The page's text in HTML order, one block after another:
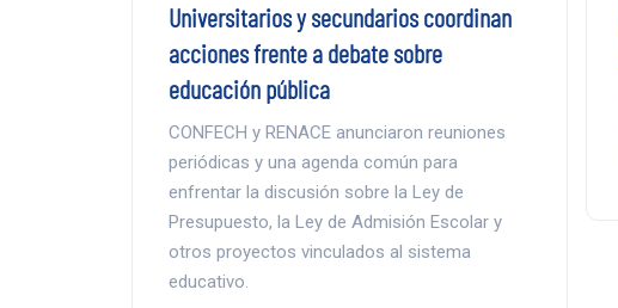
Universitarios y secundarios coordinan
acciones frente a debate sobre
educación pública
CONFECH y RENACE anunciaron reuniones
periódicas y una agenda común para
enfrentar la discusión sobre la Ley de
Presupuesto, la Ley de Admisión Escolar y
otros proyectos vinculados al sistema
educativo.